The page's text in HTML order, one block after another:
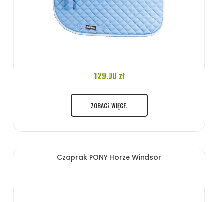
129.00 zł
ZOBACZ WIĘCEJ
Czaprak PONY Horze Windsor